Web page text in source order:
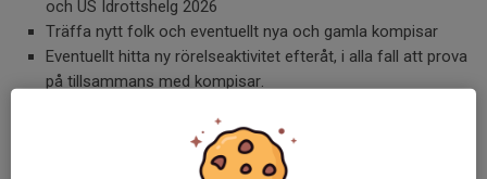
och US Idrottshelg 2026
Träffa nytt folk och eventuellt nya och gamla kompisar
Eventuellt hitta ny rörelseaktivitet efteråt, i alla fall att prova
på tillsammans med kompisar.
Inomhus gympaskor
Träningskläder och eventuell ombyte för efteråt